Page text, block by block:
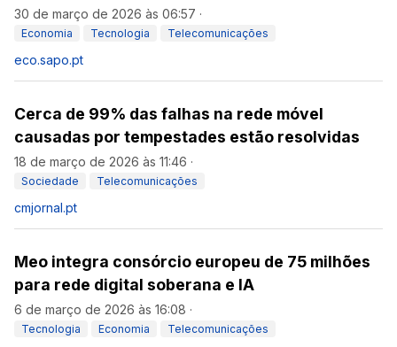
30 de março de 2026 às 06:57 ·
Economia Tecnologia Telecomunicações
eco.sapo.pt
Cerca de 99% das falhas na rede móvel
causadas por tempestades estão resolvidas
18 de março de 2026 às 11:46 ·
Sociedade Telecomunicações
cmjornal.pt
Meo integra consórcio europeu de 75 milhões
para rede digital soberana e IA
6 de março de 2026 às 16:08 ·
Tecnologia Economia Telecomunicações